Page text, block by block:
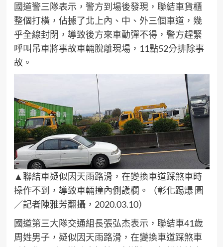
國道警三隊表示，警方到場後發現，聯結車貨櫃
整個打橫，佔據了北上內、中、外三個車道，幾
乎全線封閉，導致後方來車動彈不得，警方趕緊
呼叫吊車將事故車輛脫離現場，11點52分排除事
故。
▲聯結車疑似因天雨路滑，在變換車道踩煞車時
操作不到，導致車輛撞內側護欄。（彰化踢爆 圖
／記者陳雅芳翻攝，2020.03.10）
國道第三大隊交通組長張弘杰表示，聯結車41歲
周姓男子，疑似因天雨路滑，在變換車道踩煞車